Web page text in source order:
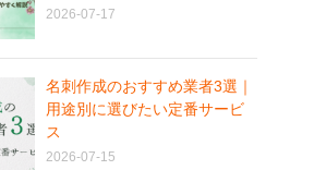
2026-07-17
名刺作成のおすすめ業者3選｜
用途別に選びたい定番サービ
ス
2026-07-15